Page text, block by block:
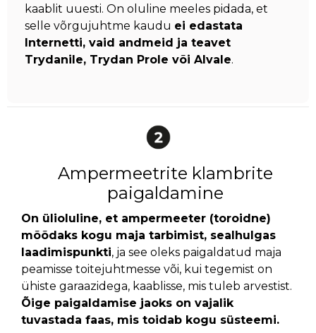
kaablit uuesti. On oluline meeles pidada, et
selle võrgujuhtme kaudu ei edastata
Internetti, vaid andmeid ja teavet
Trydanile, Trydan Prole või Alvale.
Ampermeetrite klambrite
paigaldamine
On ülioluline, et ampermeeter (toroidne)
mõõdaks kogu maja tarbimist, sealhulgas
laadimispunkti, ja see oleks paigaldatud maja
peamisse toitejuhtmesse või, kui tegemist on
ühiste garaazidega, kaablisse, mis tuleb arvestist.
Õige paigaldamise jaoks on vajalik
tuvastada faas, mis toidab kogu süsteemi.